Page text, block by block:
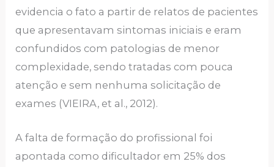
evidencia o fato a partir de relatos de pacientes
que apresentavam sintomas iniciais e eram
confundidos com patologias de menor
complexidade, sendo tratadas com pouca
atenção e sem nenhuma solicitação de
exames (VIEIRA, et al., 2012).
A falta de formação do profissional foi
apontada como dificultador em 25% dos